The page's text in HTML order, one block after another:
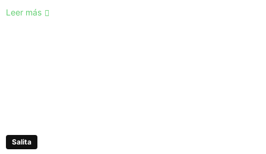
Leer más
Salita